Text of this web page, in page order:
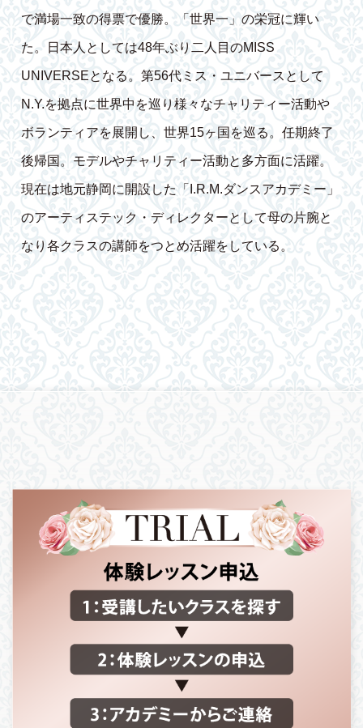
で満場一致の得票で優勝。「世界一」の栄冠に輝い
た。日本人としては48年ぶり二人目のMISS
UNIVERSEとなる。第56代ミス・ユニバースとして
N.Y.を拠点に世界中を巡り様々なチャリティー活動や
ボランティアを展開し、世界15ヶ国を巡る。任期終了
後帰国。モデルやチャリティー活動と多方面に活躍。
現在は地元静岡に開設した「I.R.M.ダンスアカデミー」
のアーティステック・ディレクターとして母の片腕と
なり各クラスの講師をつとめ活躍をしている。